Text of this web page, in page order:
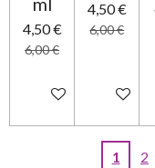
ml
4,50 €
6,00 €
Ajouter au panier
4,50 €
6,00 €
Ajouter
1 2